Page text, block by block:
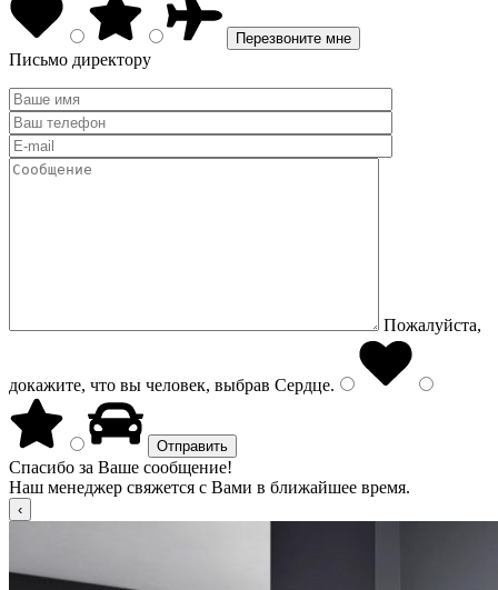
Письмо директору
Пожалуйста,
докажите, что вы человек, выбрав Сердце.
Спасибо за Ваше сообщение!
Наш менеджер свяжется с Вами в ближайшее время.